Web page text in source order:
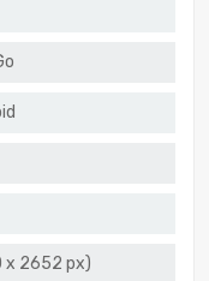
x 2652 px)